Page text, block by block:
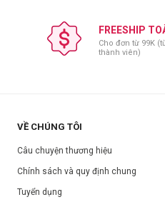
Xuất xứ:Hàn Quốc
Dung tích:25ml
FREESHIP
Cho đơn từ 99K
thành viên)
VỀ CHÚNG TÔI
Câu chuyện thương hiệu
Chính sách và quy định chung
Tuyển dụng